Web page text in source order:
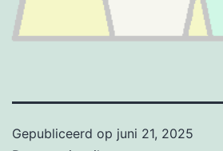
hun-
Gepubliceerd op juni 21, 2025